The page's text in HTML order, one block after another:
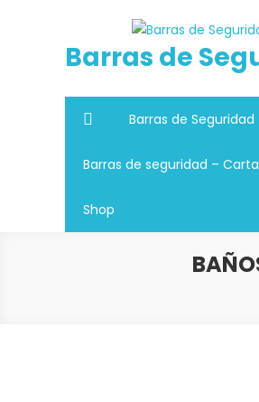
Barras de
Barras de
Barras de seguridad –
Shop